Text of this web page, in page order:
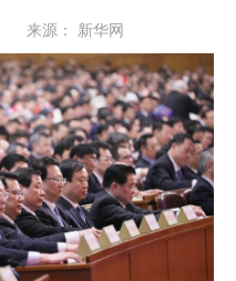
来源： 新华网